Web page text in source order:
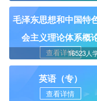
毛泽东思想和中国特
会主义理论体系概
查看详情16523人
英语（专）
查看详情